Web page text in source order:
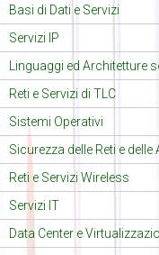
Basi di Dati e Servizi
Servizi IP
Linguaggi ed Architetture
Reti e Servizi di TLC
Sistemi Operativi
Sicurezza delle Reti e
Reti e Servizi Wireless
Servizi IT
Data Center e